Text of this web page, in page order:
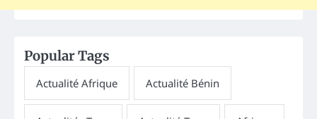
Popular Tags